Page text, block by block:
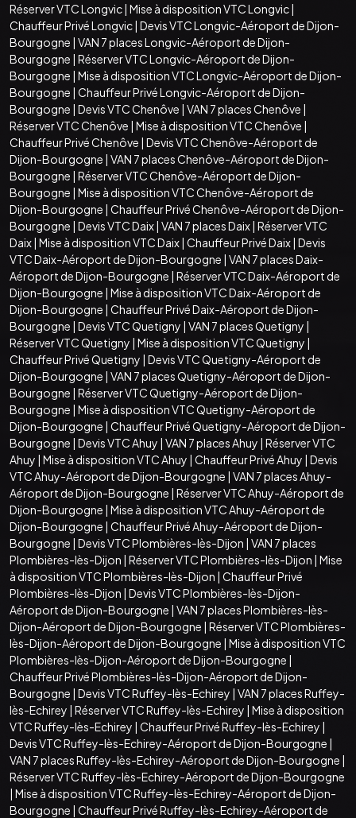
Réserver VTC Longvic| Mise à disposition VTC Longvic|
Chauffeur Privé Longvic| Devis VTC Longvic-Aéroport de Dijon-
Bourgogne | VAN 7 places Longvic-Aéroport de Dijon-
Bourgogne | Réserver VTC Longvic-Aéroport de Dijon-
Bourgogne | Mise à disposition VTC Longvic-Aéroport de Dijon-
Bourgogne | Chauffeur Privé Longvic-Aéroport de Dijon-
Bourgogne | Devis VTC Chenôve | VAN 7 places Chenôve |
Réserver VTC Chenôve | Mise à disposition VTC Chenôve |
Chauffeur Privé Chenôve | Devis VTC Chenôve-Aéroport de
Dijon-Bourgogne | VAN 7 places Chenôve-Aéroport de Dijon-
Bourgogne | Réserver VTC Chenôve-Aéroport de Dijon-
Bourgogne | Mise à disposition VTC Chenôve-Aéroport de
Dijon-Bourgogne | Chauffeur Privé Chenôve-Aéroport de Dijon-
Bourgogne | Devis VTC Daix| VAN 7 places Daix| Réserver VTC
Daix| Mise à disposition VTC Daix| Chauffeur Privé Daix| Devis
VTC Daix-Aéroport de Dijon-Bourgogne | VAN 7 places Daix-
Aéroport de Dijon-Bourgogne | Réserver VTC Daix-Aéroport de
Dijon-Bourgogne | Mise à disposition VTC Daix-Aéroport de
Dijon-Bourgogne | Chauffeur Privé Daix-Aéroport de Dijon-
Bourgogne | Devis VTC Quetigny | VAN 7 places Quetigny |
Réserver VTC Quetigny | Mise à disposition VTC Quetigny |
Chauffeur Privé Quetigny | Devis VTC Quetigny-Aéroport de
Dijon-Bourgogne | VAN 7 places Quetigny-Aéroport de Dijon-
Bourgogne | Réserver VTC Quetigny-Aéroport de Dijon-
Bourgogne | Mise à disposition VTC Quetigny-Aéroport de
Dijon-Bourgogne | Chauffeur Privé Quetigny-Aéroport de Dijon-
Bourgogne | Devis VTC Ahuy | VAN 7 places Ahuy | Réserver VTC
Ahuy | Mise à disposition VTC Ahuy | Chauffeur Privé Ahuy | Devis
VTC Ahuy-Aéroport de Dijon-Bourgogne | VAN 7 places Ahuy-
Aéroport de Dijon-Bourgogne | Réserver VTC Ahuy-Aéroport de
Dijon-Bourgogne | Mise à disposition VTC Ahuy-Aéroport de
Dijon-Bourgogne | Chauffeur Privé Ahuy-Aéroport de Dijon-
Bourgogne | Devis VTC Plombières-lès-Dijon | VAN 7 places
Plombières-lès-Dijon | Réserver VTC Plombières-lès-Dijon | Mise
à disposition VTC Plombières-lès-Dijon | Chauffeur Privé
Plombières-lès-Dijon | Devis VTC Plombières-lès-Dijon-
Aéroport de Dijon-Bourgogne | VAN 7 places Plombières-lès-
Dijon-Aéroport de Dijon-Bourgogne | Réserver VTC Plombières-
lès-Dijon-Aéroport de Dijon-Bourgogne | Mise à disposition VTC
Plombières-lès-Dijon-Aéroport de Dijon-Bourgogne |
Chauffeur Privé Plombières-lès-Dijon-Aéroport de Dijon-
Bourgogne | Devis VTC Ruffey-lès-Echirey | VAN 7 places Ruffey-
lès-Echirey | Réserver VTC Ruffey-lès-Echirey | Mise à disposition
VTC Ruffey-lès-Echirey | Chauffeur Privé Ruffey-lès-Echirey |
Devis VTC Ruffey-lès-Echirey-Aéroport de Dijon-Bourgogne |
VAN 7 places Ruffey-lès-Echirey-Aéroport de Dijon-Bourgogne |
Réserver VTC Ruffey-lès-Echirey-Aéroport de Dijon-Bourgogne
| Mise à disposition VTC Ruffey-lès-Echirey-Aéroport de Dijon-
Bourgogne | Chauffeur Privé Ruffey-lès-Echirey-Aéroport de